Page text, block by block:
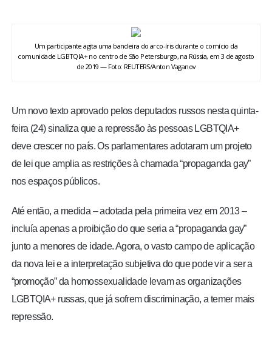
ESPORTES
ENQUETE
TV LPB
COLUNISTAS
Um participante agita uma bandeira do arco-íris durante o comício da
comunidade LGBTQIA+ no centro de São Petersburgo, na Rússia, em 3 de agosto
de 2019 — Foto: REUTERS/Anton Vaganov
Um novo texto aprovado pelos deputados russos nesta quinta-
feira (24) sinaliza que a repressão às pessoas LGBTQIA+
deve crescer no país. Os parlamentares adotaram um projeto
de lei que amplia as restrições à chamada “propaganda gay”
nos espaços públicos.
Até então, a medida – adotada pela primeira vez em 2013 –
incluía apenas a proibição do que seria a “propaganda gay”
junto a menores de idade. Agora, o vasto campo de aplicação
da nova lei e a interpretação subjetiva do que pode vir a ser a
“promoção” da homossexualidade levam as organizações
LGBTQIA+ russas, que já sofrem discriminação, a temer mais
repressão.